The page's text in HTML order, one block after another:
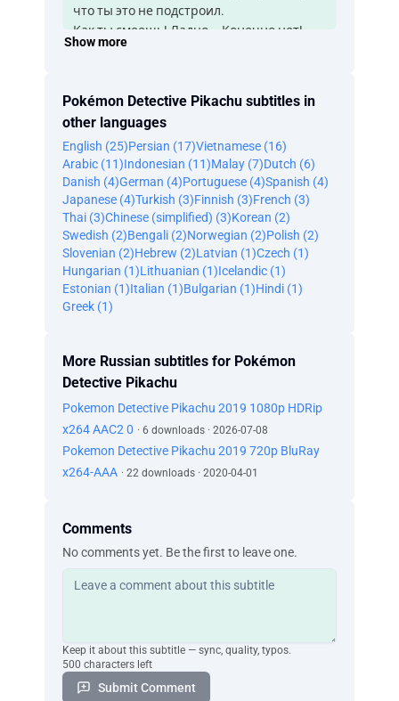
что ты это не подстроил.
Как ты смеешь! Ладно... Конечно нет!
Давай!
мама слышала, как он рыдал,
потому что не может... и ей снился
кошмар, поэтому
она принесла мне стакан тёплого
молока.
Чувак, я думал, ты хочешь, ну,
пообщаться и вспомнить старые добрые
времена,
- Как в детстве. - Хочу! Но просто
посмотри на него.
Это идеальный покемон для тебя.
Я долго и упорно об этом думал, понял?
Водный тип тебе не подходит. Огненный
— тоже.
- Но Кьюбон... - Одинокий.
Ладно, спасибо, Джек. Спасибо за это.
Есть ещё какие-то эмоциональные
меня в руках.
- Просто дай мне мяч. - Да! Да!
мотивационная речь!
Ладно, он тоже должен выбрать тебя, так
что...
Show more
Pokémon Detective Pikachu subtitles in
other languages
English (25)Persian (17)Vietnamese (16)
Arabic (11)Indonesian (11)Malay (7)Dutch (6)
Danish (4)German (4)Portuguese (4)Spanish (4)
Japanese (4)Turkish (3)Finnish (3)French (3)
Thai (3)Chinese (simplified) (3)Korean (2)
Swedish (2)Bengali (2)Norwegian (2)Polish (2)
Slovenian (2)Hebrew (2)Latvian (1)Czech (1)
Hungarian (1)Lithuanian (1)Icelandic (1)
Estonian (1)Italian (1)Bulgarian (1)Hindi (1)
Greek (1)
More Russian subtitles for Pokémon
Detective Pikachu
Pokemon Detective Pikachu 2019 1080p HDRip
x264 AAC2 0 · 6 downloads · 2026-07-08
Pokemon Detective Pikachu 2019 720p BluRay
x264-AAA · 22 downloads · 2020-04-01
Comments
No comments yet. Be the first to leave one.
Keep it about this subtitle — sync, quality, typos.
500 characters left
Submit Comment